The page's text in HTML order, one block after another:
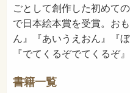
ごとして創作した初めて
で日本絵本賞を受賞。お
ん』『あいうえおん』『
『でてくるぞでてくるぞ
書籍一覧